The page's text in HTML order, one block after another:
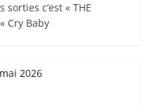
c’est « THE
Cry Baby
2026